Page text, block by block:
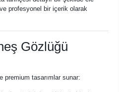
profesyonel bir içerik olarak
Gözlüğü
premium tasarımlar sunar: